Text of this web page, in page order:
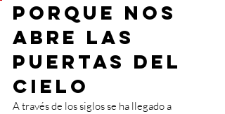
Porque nos
abre las
puertas del
cielo
A través de los siglos se ha llegado a